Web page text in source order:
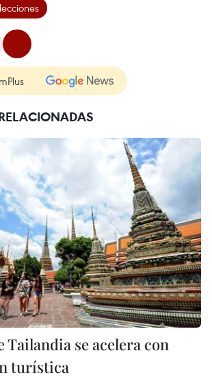
Tailandia se acelera con
turística